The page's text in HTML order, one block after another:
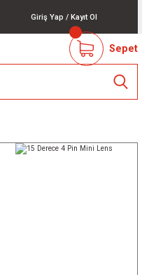
Giriş Yap / Kayıt Ol
Sepet